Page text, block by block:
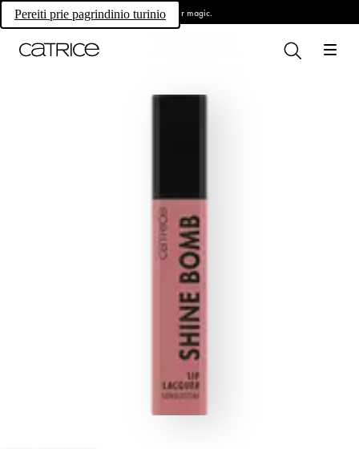
Pereiti prie pagrindinio turinioOwn your magic.